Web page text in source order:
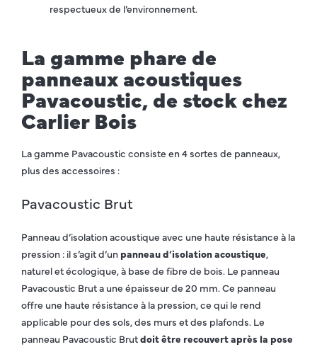
respectueux de l’environnement.
La gamme phare de
panneaux acoustiques
Pavacoustic, de stock chez
Carlier Bois
La gamme Pavacoustic consiste en 4 sortes de panneaux,
plus des accessoires :
Pavacoustic Brut
Panneau d’isolation acoustique avec une haute résistance à la
pression : il s’agit d’un panneau d’isolation acoustique,
naturel et écologique, à base de fibre de bois. Le panneau
Pavacoustic Brut a une épaisseur de 20 mm. Ce panneau
offre une haute résistance à la pression, ce qui le rend
applicable pour des sols, des murs et des plafonds. Le
panneau Pavacoustic Brutdoitêtre recouvert après la pose